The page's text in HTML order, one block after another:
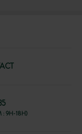
: 9H-18H)